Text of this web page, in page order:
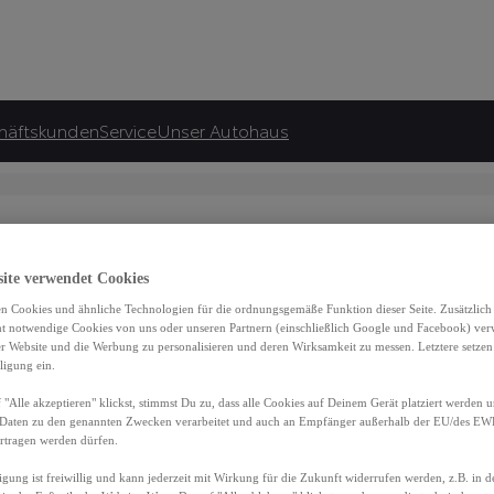
ServiceUnser Autohaus
3,7 l/100 km; CO2-Emissionen (kombiniert) 85 g/km; CO2-Klasse B.
(80 PS), Systemleistung 85 kW (116 PS); kombiniert: 3.8 l/100 km; CO2-Emissionen kombiniert: 87 g/
59 kW (80 PS), Systemleistung 85 kW (116 PS) kombiniert: 4,5 l/100 km; CO2-Emissionen kombiniert:
100 km; CO2-Emissionen (kombiniert): 0 g/km. CO2-Klasse: A; elektrische Reichweite (EAER): 444
59 kW (80 PS), Systemleistung 85 kW (116 PS) kombiniert: 4,5 l/100 km; CO2-Emissionen kombiniert:
15,3 kWh/100 km; CO2-Emissionen kombiniert: 0 g/km; CO2-Klasse A; elektrische
(95 PS), Systemleistung 103 kW (140 PS) 5-Türer kombiniert: 4,7 l/100 km; CO2-Emissionen
(gewichtet, kombiniert) 10,9 kWh/100 km und 2,3 l/100 km, CO2-Emissionen (gewichtet/
verwendet Cookies
Cookies und ähnliche Technologien für die ordnungsgemäße Funktion dieser Seite. Zusätzlich
notwendige Cookies von uns oder unseren Partnern (einschließlich Google und Facebook)
Website und die Werbung zu personalisieren und deren Wirksamkeit zu messen. Letztere
ein.
akzeptieren" klickst, stimmst Du zu, dass alle Cookies auf Deinem Gerät platziert werden
zu den genannten Zwecken verarbeitet und auch an Empfänger außerhalb der EU/des
werden dürfen.
ist freiwillig und kann jederzeit mit Wirkung für die Zukunft widerrufen werden, z.B. in